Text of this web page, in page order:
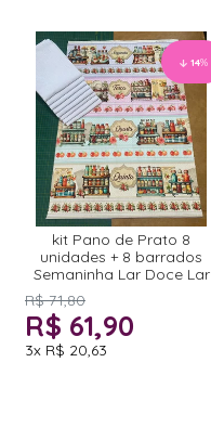
14%
kit Pano de Prato 8
unidades + 8 barrados
Semaninha Lar Doce Lar
R$ 71,80
R$ 61,90
3x R$ 20,63